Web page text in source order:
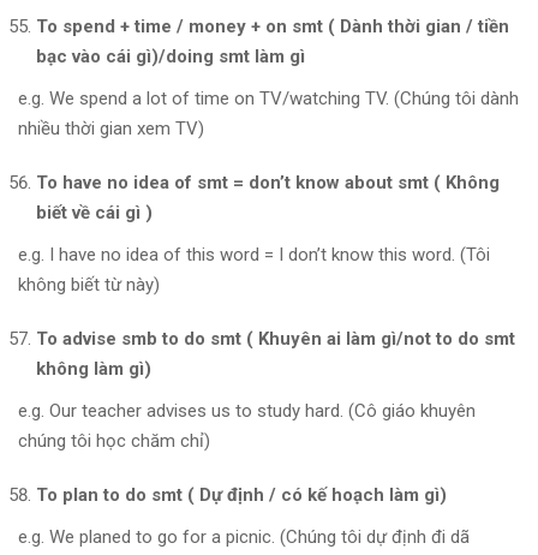
To spend + time / money + on smt ( Dành thời gian / tiền
bạc vào cái gì)/doing smt làm gì
e.g. We spend a lot of time on TV/watching TV. (Chúng tôi dành
nhiều thời gian xem TV)
To have no idea of smt = don’t know about smt ( Không
biết về cái gì )
e.g. I have no idea of this word = I don’t know this word. (Tôi
không biết từ này)
To advise smb to do smt ( Khuyên ai làm gì/not to do smt
không làm gì)
e.g. Our teacher advises us to study hard. (Cô giáo khuyên
chúng tôi học chăm chỉ)
To plan to do smt ( Dự định / có kế hoạch làm gì)
e.g. We planed to go for a picnic. (Chúng tôi dự định đi dã